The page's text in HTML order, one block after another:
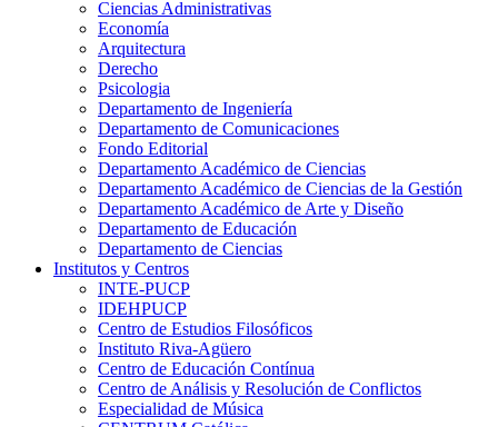
Ciencias Administrativas
Economía
Arquitectura
Derecho
Psicologia
Departamento de Ingeniería
Departamento de Comunicaciones
Fondo Editorial
Departamento Académico de Ciencias
Departamento Académico de Ciencias de la Gestión
Departamento Académico de Arte y Diseño
Departamento de Educación
Departamento de Ciencias
Institutos y Centros
INTE-PUCP
IDEHPUCP
Centro de Estudios Filosóficos
Instituto Riva-Agüero
Centro de Educación Contínua
Centro de Análisis y Resolución de Conflictos
Especialidad de Música